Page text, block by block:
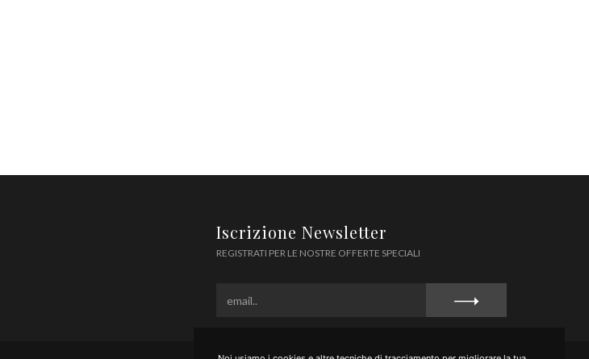
Iscrizione Newsletter
REGISTRATI PER LE NOSTRE OFFERTE SPECIALI